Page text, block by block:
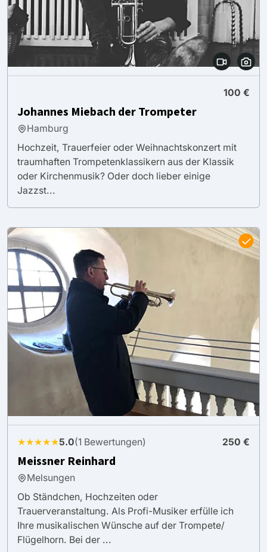
100 €
Johannes Miebach der Trompeter
Hamburg
Hochzeit, Trauerfeier oder Weihnachtskonzert mit
traumhaften Trompetenklassikern aus der Klassik
oder Kirchenmusik? Oder doch lieber einige
Jazzst...
★★★★★5.0(1 Bewertungen) 250 €
Meissner Reinhard
Melsungen
Ob Ständchen, Hochzeiten oder
Trauerveranstaltung. Als Profi-Musiker erfülle ich
Ihre musikalischen Wünsche auf der Trompete/
Flügelhorn. Bei der ...